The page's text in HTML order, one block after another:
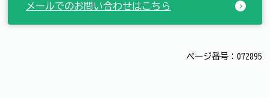
メールでのお問い合わせはこちら
ページ番号：072895